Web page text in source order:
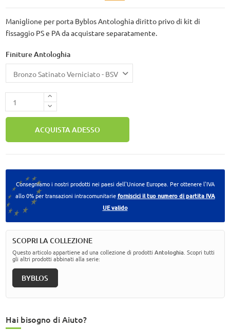
Maniglione per porta Byblos Antologhia diritto privo di kit di
fissaggio PS e PA da acquistare separatamente.
Finiture Antologhia
ACQUISTA ADESSO
Consegniamo i nostri prodotti nei paesi dell'Unione Europea. Per ottenere l'IVA
allo 0% per transazioni intracomunitarieforniscici il tuo numero di partita IVA
UE valido
SCOPRI LA COLLEZIONE
Questo articolo appartiene ad una collezione di prodotti Antologhia. Scopri tutti
gli altri prodotti abbinati alla serie:
BYBLOS
Hai bisogno di Aiuto?